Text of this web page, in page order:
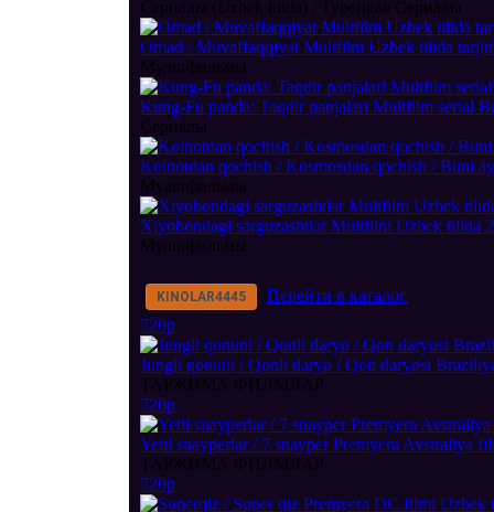
Сериалы (Uzbek tilida) / Турецкая Сериалы
Omad / Muvaffaqqiyat Multfilm Uzbek tilida
Мультфильмы
Kung-Fu panda: Taqdir panjalari Multfilm serial
Сериалы
Koinotdan qochish / Kosmosdan qochish / Buni
Мультфильмы
Xiyobondagi sarguzashtlar Multfilm Uzbek tilida
Мультфильмы
KINOLAR4445
Перейти в каталог
720p
Jungli qonuni / Qonli daryo / Qon daryosi
ТАРЖИМА ФИЛМЛАР
720p
Yetti snayperlar / 7 snayper Premyera Avstraliya
ТАРЖИМА ФИЛМЛАР
720p